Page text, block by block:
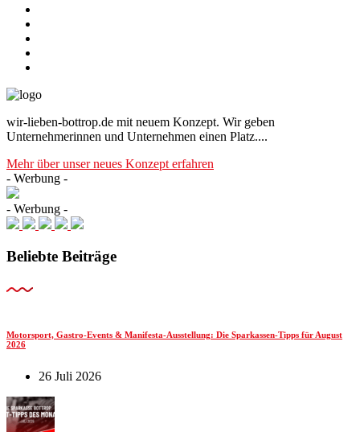
wir-lieben-bottrop.de mit neuem Konzept. Wir geben
Unternehmerinnen und Unternehmen einen Platz....
Mehr über unser neues Konzept erfahren
- Werbung -
- Werbung -
Beliebte Beiträge
Motorsport, Gastro-Events & Manifesta-Ausstellung: Die Sparkassen-Tipps für August
2026
26 Juli 2026